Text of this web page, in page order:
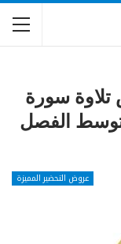
سورة
المتوسط الفصل
عروض التحضير المميزة